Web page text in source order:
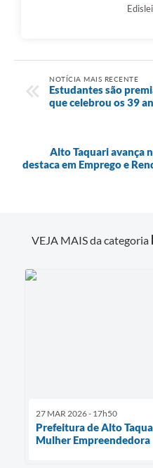
NOTÍCIA MAIS RECENTE
Estudantes são
que celebrou os 39
Alto Taquari avança
destaca em Emprego e
VEJA MAIS da categoria
27 MAR 2026 - 17h50
Prefeitura de Alto
Mulher Empreendedora